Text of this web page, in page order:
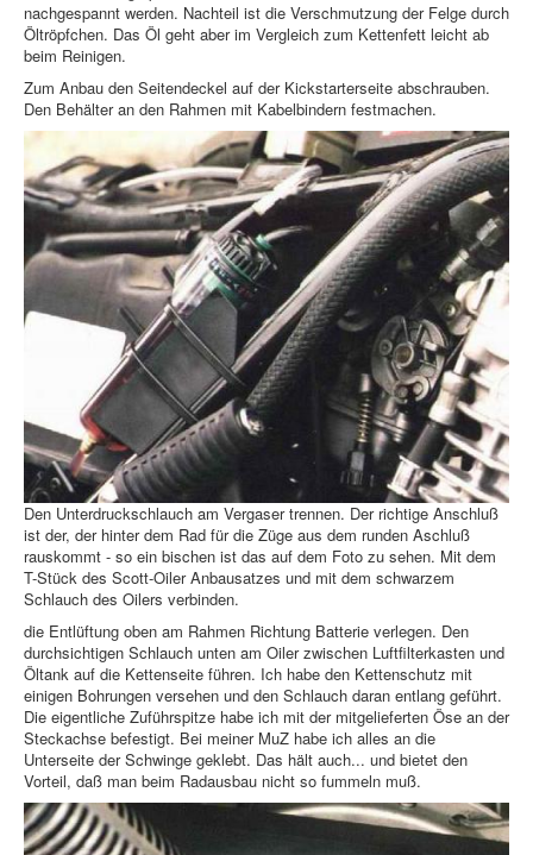
nachgespannt werden. Nachteil ist die Verschmutzung der Felge durch
Öltröpfchen. Das Öl geht aber im Vergleich zum Kettenfett leicht ab
beim Reinigen.
Zum Anbau den Seitendeckel auf der Kickstarterseite abschrauben.
Den Behälter an den Rahmen mit Kabelbindern festmachen.
Den Unterdruckschlauch am Vergaser trennen. Der richtige Anschluß
ist der, der hinter dem Rad für die Züge aus dem runden Aschluß
rauskommt - so ein bischen ist das auf dem Foto zu sehen. Mit dem
T-Stück des Scott-Oiler Anbausatzes und mit dem schwarzem
Schlauch des Oilers verbinden.
die Entlüftung oben am Rahmen Richtung Batterie verlegen. Den
durchsichtigen Schlauch unten am Oiler zwischen Luftfilterkasten und
Öltank auf die Kettenseite führen. Ich habe den Kettenschutz mit
einigen Bohrungen versehen und den Schlauch daran entlang geführt.
Die eigentliche Zuführspitze habe ich mit der mitgelieferten Öse an der
Steckachse befestigt. Bei meiner MuZ habe ich alles an die
Unterseite der Schwinge geklebt. Das hält auch... und bietet den
Vorteil, daß man beim Radausbau nicht so fummeln muß.